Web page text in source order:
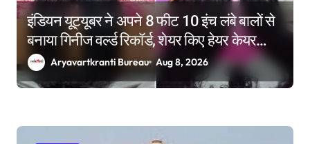
इंडियन यूट्यूबर ने अपने 8 फीट 10 इंच लंबे बालों से
बनाया गिनीज वर्ल्ड रिकॉर्ड, शेयर किए हेयर केयर
टिप्सAryavartkranti Bureau Aug 8, 2026